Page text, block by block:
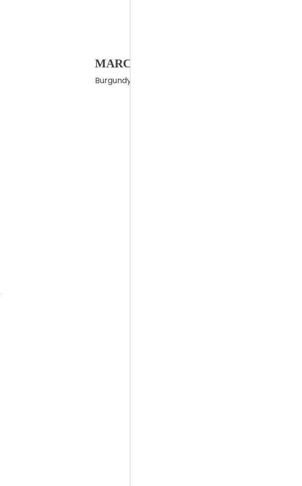
MARCUS ERTLE
Burgundy Level